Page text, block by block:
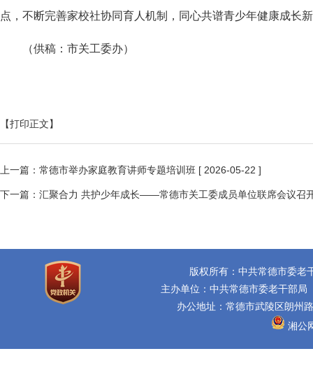
点，不断完善家校社协同育人机制，同心共谱青少年健康成长
（供稿：市关工委办）
【打印正文】
上一篇： 常德市举办家庭教育讲师专题培训班 [ 2026-05-22 ]
下一篇： 汇聚合力 共护少年成长——常德市关工委成员单位联席会议召
版权所有：中共常德市委老
主办单位：中共常德市委老干部
办公地址：常德市武陵区朗
湘公